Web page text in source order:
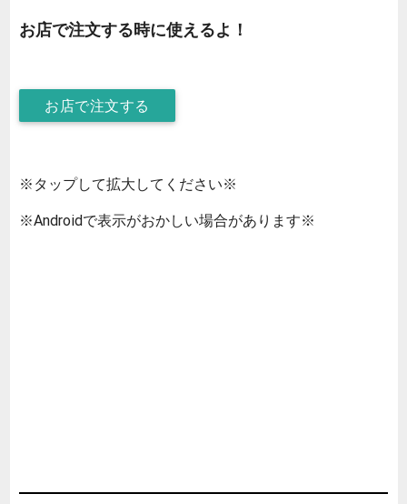
お店で注文する時に使えるよ！
お店で注文する
※タップして拡大してください※
※Androidで表示がおかしい場合があります※